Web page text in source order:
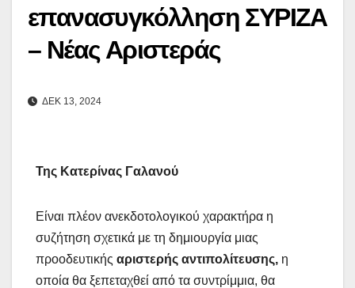
επανασυγκόλληση ΣΥΡΙΖΑ
– Νέας Αριστεράς
ΔΕΚ 13, 2024
Της Κατερίνας Γαλανού
Είναι πλέον ανεκδοτολογικού χαρακτήρα η
συζήτηση σχετικά με τη δημιουργία μιας
προοδευτικής αριστερής αντιπολίτευσης, η
οποία θα ξεπεταχθεί από τα συντρίμμια, θα